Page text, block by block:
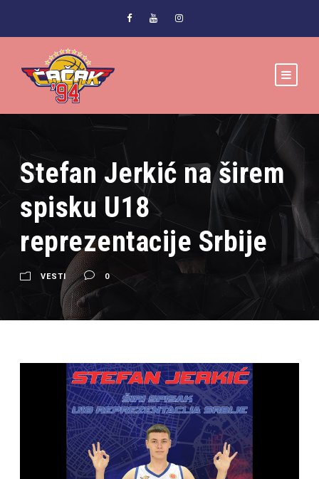
Stefan Jerkić na širem
spisku U18
reprezentacije Srbije
VESTI 0